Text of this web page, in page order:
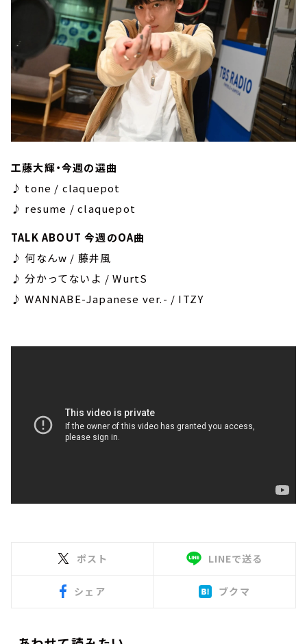
工藤大輝・今週の選曲
♪ tone / claquepot
♪ resume / claquepot
TALK ABOUT 今週のOA曲
♪ 何なんw / 藤井風
♪ 分かってないよ / WurtS
♪ WANNABE-Japanese ver.- / ITZY
ポスト LINEで送る
シェア ブクマ